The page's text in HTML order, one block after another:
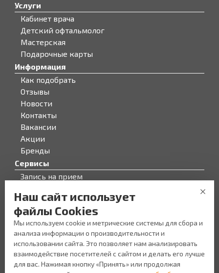
Услуги
Кабинет врача
Детский офтальмолог
Мастерская
Подарочные карты
Информация
Как подобрать
Отзывы
Новости
Контакты
Вакансии
Акции
Бренды
Сервисы
Запись на прием
О компании
О компании
Персонал
Новости
Прайс-лист на услуги
Уголок потребителя
Наш сайт использует
файлы Cookies
Мы используем cookie и метрические системы для сбора и
анализа информации о производительности и
использовании сайта. Это позволяет нам анализировать
взаимодействие посетителей с сайтом и делать его лучше
для вас. Нажимая кнопку «Принять» или продолжая